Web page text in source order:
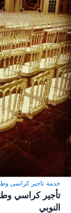
خدمة تاجير كراسى
النوبي